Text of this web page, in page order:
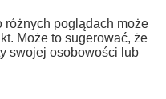
różnych poglądach może
Może to sugerować, że
swojej osobowości lub